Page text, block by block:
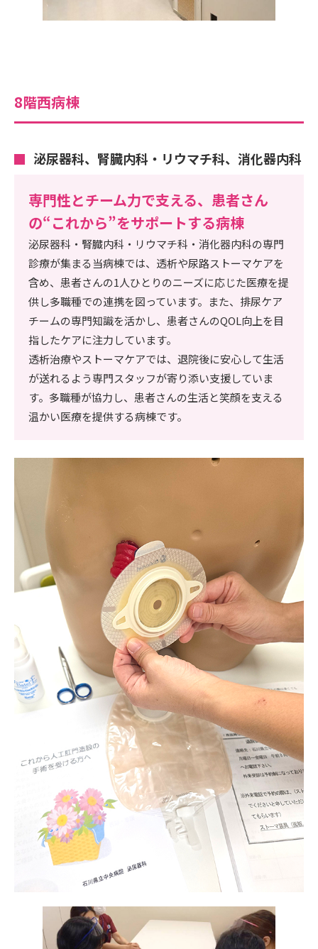
8階西病棟
泌尿器科、腎臓内科・リウマチ科、消化器内科
専門性とチーム力で支える、患者さん
の“これから”をサポートする病棟
泌尿器科・腎臓内科・リウマチ科・消化器内科の専門
診療が集まる当病棟では、透析や尿路ストーマケアを
含め、患者さんの1人ひとりのニーズに応じた医療を提
供し多職種での連携を図っています。また、排尿ケア
チームの専門知識を活かし、患者さんのQOL向上を目
指したケアに注力しています。
透析治療やストーマケアでは、退院後に安心して生活
が送れるよう専門スタッフが寄り添い支援していま
す。多職種が協力し、患者さんの生活と笑顔を支える
温かい医療を提供する病棟です。